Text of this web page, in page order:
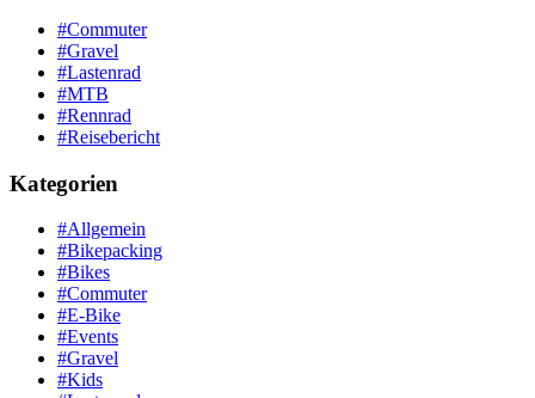
#Commuter
#Gravel
#Lastenrad
#MTB
#Rennrad
#Reisebericht
Kategorien
#Allgemein
#Bikepacking
#Bikes
#Commuter
#E-Bike
#Events
#Gravel
#Kids